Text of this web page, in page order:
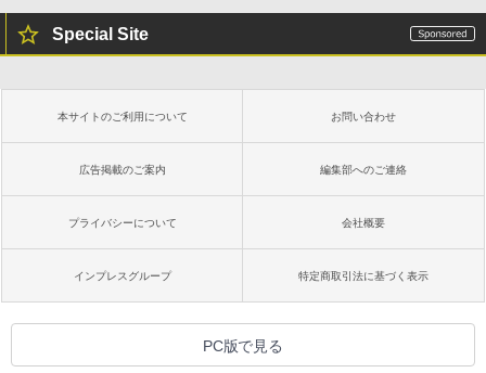
Special Site
本サイトのご利用について お問い合わせ
広告掲載のご案内 編集部へのご連絡
プライバシーについて 会社概要
インプレスグループ 特定商取引法に基づく表示
PC版で見る